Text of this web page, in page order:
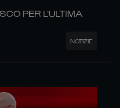
PER L'ULTIMA
NOTIZIE